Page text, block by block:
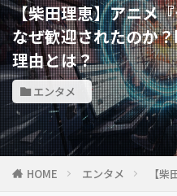
【柴田理恵】アニメ
なぜ歓迎されたのか
理由とは？
エンタメ
HOME エンタメ 【